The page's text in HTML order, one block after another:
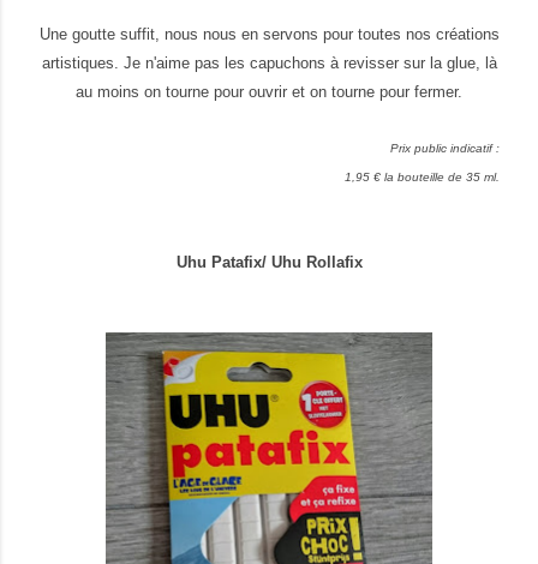
Une goutte suffit, nous nous en servons pour toutes nos créations
artistiques. Je n'aime pas les capuchons à revisser sur la glue, là
au moins on tourne pour ouvrir et on tourne pour fermer.
Prix public indicatif :
1,95 € la bouteille de 35 ml.
Uhu Patafix/ Uhu Rollafix